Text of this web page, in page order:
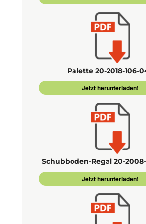
Palette 20-2018-106-
Jetzt herunterladen!
Schubboden-Regal 20-2008-
Jetzt herunterladen!